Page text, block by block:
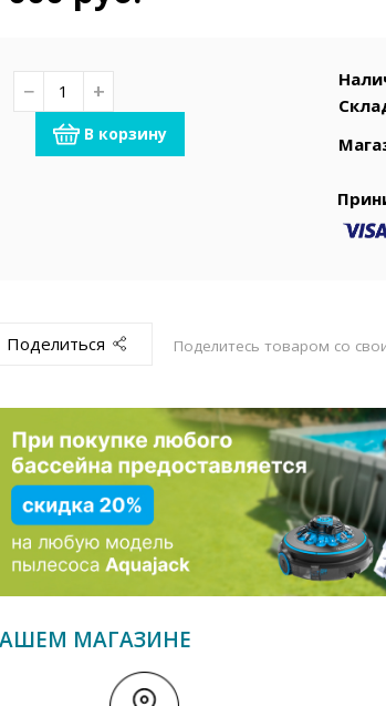
− +
В корзину
Поделиться Поделитесь товаром со
МАГАЗИНЕ